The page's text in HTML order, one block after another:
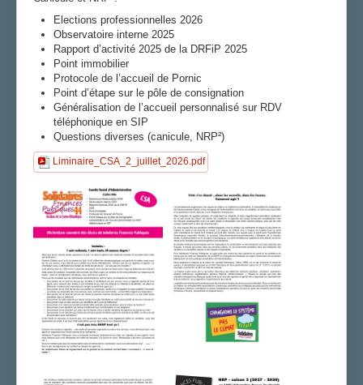
LA SECTION
Vos correspondants
Vos élus
LE PAVÉ DANS LA LOIRE
AGENDA
ADHÉRER
Elections professionnelles 2026
Observatoire interne 2025
Rapport d’activité 2025 de la DRFiP 2025
Point immobilier
Protocole de l’accueil de Pornic
Point d’étape sur le pôle de consignation
Généralisation de l’accueil personnalisé sur RDV
téléphonique en SIP
Questions diverses (canicule, NRP²)
Liminaire_CSA_2_juillet_2026.pdf